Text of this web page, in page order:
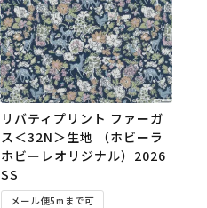
リバティプリント ファーガ
ス＜32N＞生地 （ホビーラ
ホビーレオリジナル）2026
SS
メール便5mまで可